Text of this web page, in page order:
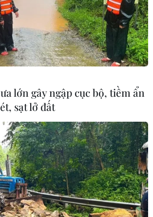
lớn gây ngập cục bộ, tiềm ẩn
sạt lở đất